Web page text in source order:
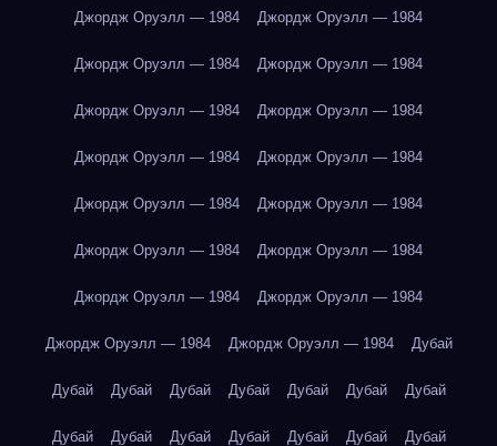
Джордж Оруэлл — 1984 Джордж Оруэлл — 1984
Джордж Оруэлл — 1984 Джордж Оруэлл — 1984
Джордж Оруэлл — 1984 Джордж Оруэлл — 1984
Джордж Оруэлл — 1984 Джордж Оруэлл — 1984
Джордж Оруэлл — 1984 Джордж Оруэлл — 1984
Джордж Оруэлл — 1984 Джордж Оруэлл — 1984
Джордж Оруэлл — 1984 Джордж Оруэлл — 1984
Джордж Оруэлл — 1984 Джордж Оруэлл — 1984 Дубай
Дубай Дубай Дубай Дубай Дубай Дубай Дубай
Дубай Дубай Дубай Дубай Дубай Дубай Дубай